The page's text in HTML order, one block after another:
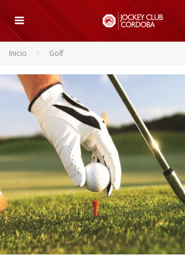
Inicio Golf